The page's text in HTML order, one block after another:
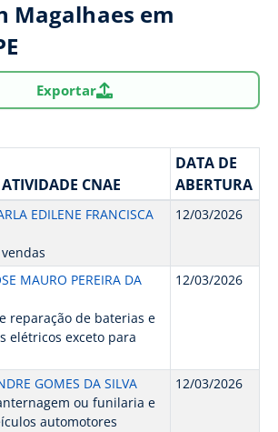
Magalhaes em
Exportar
CNAE
DATA DE
ABERTURA
EDILENE FRANCISCA
12/03/2026
MAURO PEREIRA DA
reparação de baterias e
elétricos exceto para
12/03/2026
GOMES DA SILVA
ou funilaria e
automotores
12/03/2026